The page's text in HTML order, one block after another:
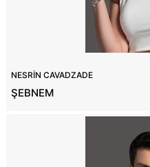
NESRİN CAVADZADE
ŞEBNEM